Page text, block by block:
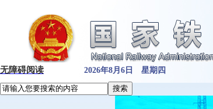
无障碍阅读 2026年8月6日 星期四